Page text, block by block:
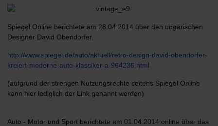
Spiegel Online berichtete am 28.04.2014 über den ungarischen
Designer David Obendorfer.
http://www.spiegel.de/auto/aktuell/retro-design-david-obendorfer-
kreiert-moderne-auto-klassiker-a-964236.html
(aufgrund der strengen Nutzungsrechte seitens Spiegel Online
kann hier lediglich der Link genannt werden)
Auto - Motor und Sport berichtete am 01.04.2014 online über das